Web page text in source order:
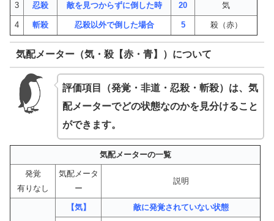
3 忍殺 敵を見つからずに倒した時 20 気
4 斬殺 忍殺以外で倒した場合 5 殺（赤）
気配メーター（気・殺【赤・青】）について
評価項目（発覚・非道・忍殺・斬殺）は、気
配メーターでどの状態なのかを見分けること
ができます。
気配メーターの一覧
発覚
有りなし
気配メータ
ー
説明
【気】 敵に発覚されていない状態